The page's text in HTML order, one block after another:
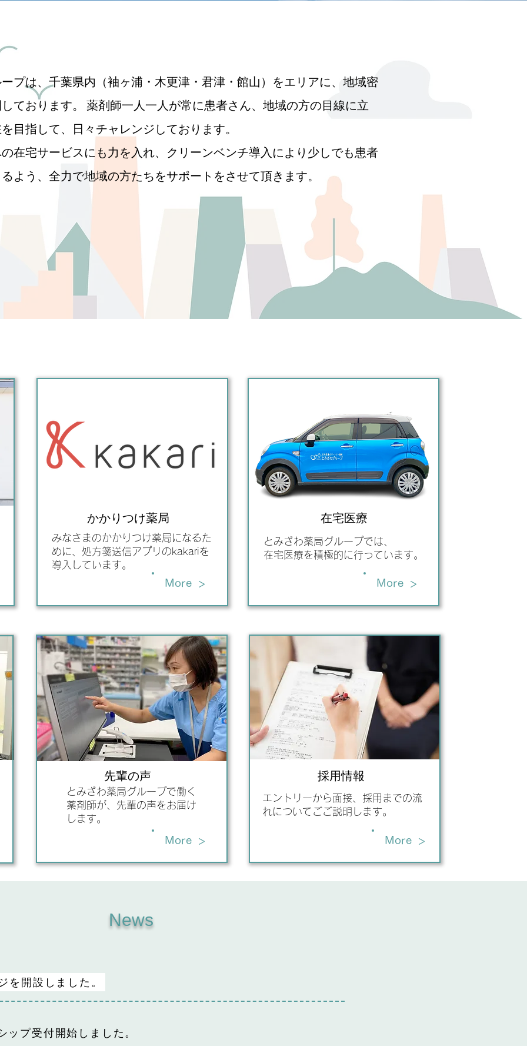
プは、千葉県内（袖ヶ浦・木更津・君津・館山）をエリアに、地域密
ております。 薬剤師一人一人が常に患者さん、地域の方の目線に立
目指して、日々チャレンジしております。
在宅サービスにも力を入れ、クリーンベンチ導入により少しでも患者
よう、全力で地域の方たちをサポートをさせて頂きます。
​かかりつけ薬局
みなさまのかかりつけ薬局になるた
めに、​処方箋送信アプリのkakariを
導入しています。
More >
​在宅医療
とみざわ薬局グループでは、
​在宅医療を積極的に行っています。
More >
先輩の声
とみざわ薬局グループで働く
薬剤師が、先輩の声をお届け
します。
More >
​採用情報
エントリーから面接、採用までの流
れについてごご説明します。
More >
News
を開設しました。
ップ受付開始しました。